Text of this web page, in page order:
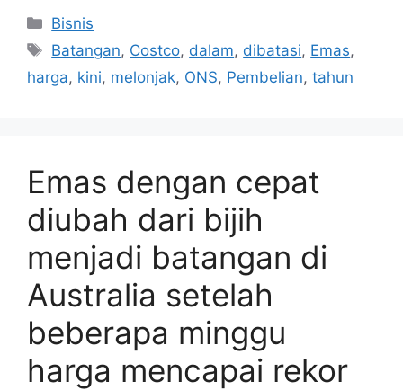
Kategori
Bisnis
Tag
Batangan, Costco, dalam, dibatasi, Emas,
harga, kini, melonjak, ONS, Pembelian, tahun
Emas dengan cepat
diubah dari bijih
menjadi batangan di
Australia setelah
beberapa minggu
harga mencapai rekor